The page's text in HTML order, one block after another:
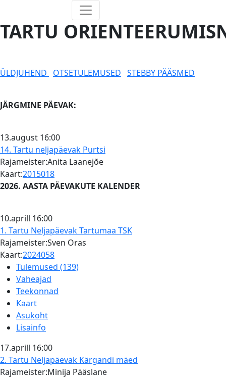
TARTU
ÜLDJUHEND OTSETULEMUSED STEBBY PÄÄSMED
JÄRGMINE PÄEVAK:
13.august 16:00
14. Tartu neljapäevak Purtsi
Rajameister:Anita Laanejõe
Kaart:2015018
2026. AASTA PÄEVAKUTE KALENDER
10.aprill 16:00
1. Tartu NeljapäevakTartumaa TSK
Rajameister:Sven Oras
Kaart:2024058
Tulemused (139)
Vaheajad
Teekonnad
Kaart
Asukoht
Lisainfo
17.aprill 16:00
2. Tartu Neljapäevak Kärgandi mäed
Rajameister:Minija Pääslane